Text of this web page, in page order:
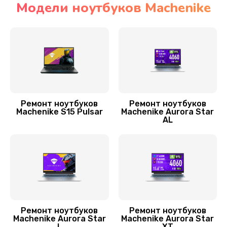
Заказать
620 руб.
Модели ноутбуков Machenike
Ремонт ноутбуков
Machenike S15 Pulsar
Ремонт ноутбуков
Machenike Aurora Star
AL
Ремонт ноутбуков
Machenike Aurora Star
Ремонт ноутбуков
Machenike Aurora Star